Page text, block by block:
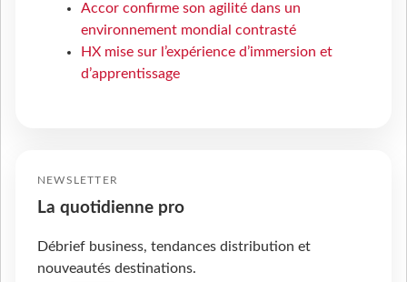
Accor confirme son agilité dans un
environnement mondial contrasté
HX mise sur l’expérience d’immersion et
d’apprentissage
NEWSLETTER
La quotidienne pro
Débrief business, tendances distribution et
nouveautés destinations.